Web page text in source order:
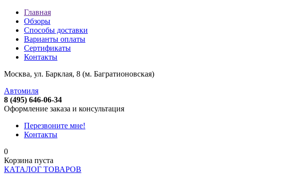
Главная
Обзоры
Способы доставки
Варианты оплаты
Сертификаты
Контакты
Москва, ул. Барклая, 8 (м. Багратионовская)
Автомиля
8 (495) 646-06-34
Оформление заказа и консультация
Перезвоните мне!
Контакты
0
Корзина пуста
КАТАЛОГ ТОВАРОВ